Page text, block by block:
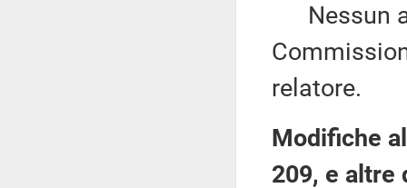
Nessun
relatore.
Modifiche
209, e altre